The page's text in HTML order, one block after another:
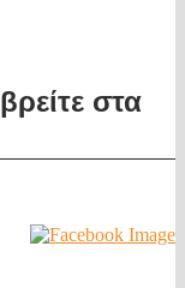
στα